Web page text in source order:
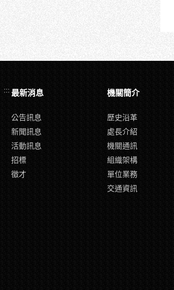
::: 最新消息
公告訊息
新聞訊息
活動訊息
招標
徵才
機關簡介
歷史沿革
處長介紹
機關通訊
組織架構
單位業務
交通資訊